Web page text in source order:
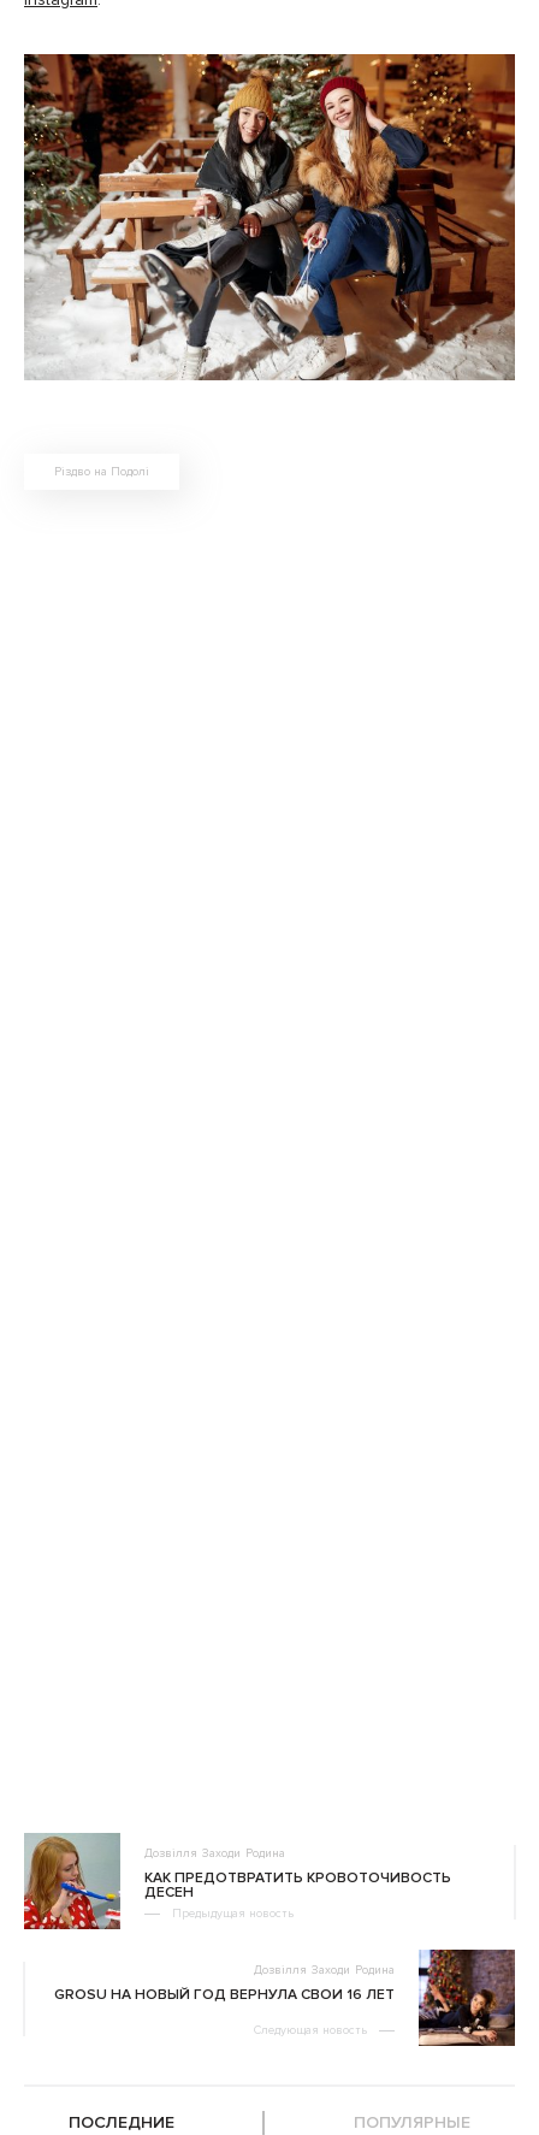
Різдво на Подолі
Дозвілля Заходи Родина
КАК ПРЕДОТВРАТИТЬ КРОВОТОЧИВОСТЬ
ДЕСЕН
Предыдущая новость
Дозвілля Заходи Родина
GROSU НА НОВЫЙ ГОД ВЕРНУЛА СВОИ 16 ЛЕТ
Следующая новость
ПОСЛЕДНИЕ ПОПУЛЯРНЫЕ